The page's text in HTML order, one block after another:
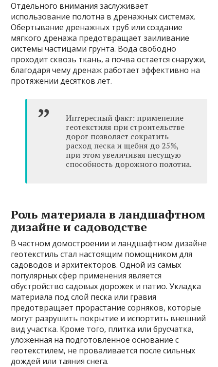
Отдельного внимания заслуживает
использование полотна в дренажных системах.
Обертывание дренажных труб или создание
мягкого дренажа предотвращает заиливание
системы частицами грунта. Вода свободно
проходит сквозь ткань, а почва остается снаружи,
благодаря чему дренаж работает эффективно на
протяжении десятков лет.
Интересный факт: применение
геотекстиля при строительстве
дорог позволяет сократить
расход песка и щебня до 25%,
при этом увеличивая несущую
способность дорожного полотна.
Роль материала в ландшафтном
дизайне и садоводстве
В частном домостроении и ландшафтном дизайне
геотекстиль стал настоящим помощником для
садоводов и архитекторов. Одной из самых
популярных сфер применения является
обустройство садовых дорожек и патио. Укладка
материала под слой песка или гравия
предотвращает прорастание сорняков, которые
могут разрушить покрытие и испортить внешний
вид участка. Кроме того, плитка или брусчатка,
уложенная на подготовленное основание с
геотекстилем, не проваливается после сильных
дождей или таяния снега.